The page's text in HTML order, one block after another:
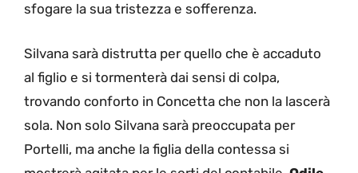
sfogare la sua tristezza e sofferenza.
Silvana sarà distrutta per quello che è accaduto
al figlio e si tormenterà dai sensi di colpa,
trovando conforto in Concetta che non la lascerà
sola. Non solo Silvana sarà preoccupata per
Portelli, ma anche la figlia della contessa si